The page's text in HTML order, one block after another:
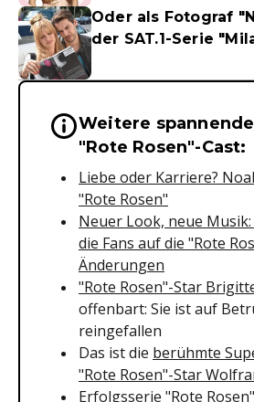
Oder als Fotograf
der SAT.1-Serie
Wichtige Hinweise
Weitere
"Rote Rosen"-Cast:
Liebe oder Karriere?
"Rote Rosen"
Neuer Look, neue
die Fans auf die "Rote
Änderungen
"Rote Rosen"-Star
offenbart: Sie ist auf
reingefallen
Das ist die berühmte
"Rote Rosen"-Star
Erfolgsserie "Rote Rosen